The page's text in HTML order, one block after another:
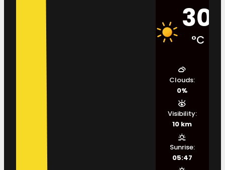
30
°C
Clouds:
0%
Visibility:
10 km
Sunrise:
05:47